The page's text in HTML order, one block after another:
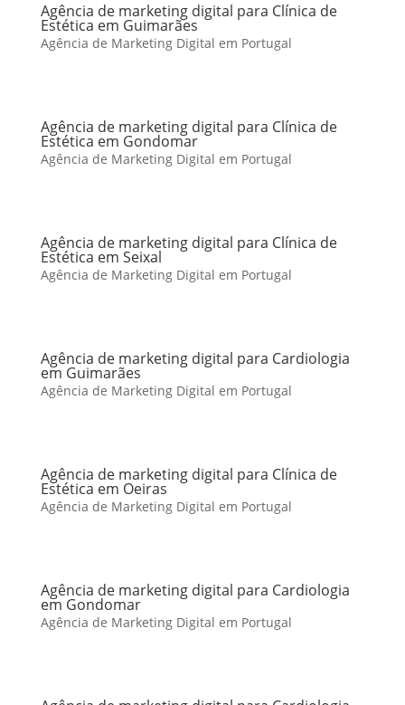
Agência de marketing digital para Clínica de
Estética em Guimarães
Agência de Marketing Digital em Portugal
Agência de marketing digital para Clínica de
Estética em Gondomar
Agência de Marketing Digital em Portugal
Agência de marketing digital para Clínica de
Estética em Seixal
Agência de Marketing Digital em Portugal
Agência de marketing digital para Cardiologia
em Guimarães
Agência de Marketing Digital em Portugal
Agência de marketing digital para Clínica de
Estética em Oeiras
Agência de Marketing Digital em Portugal
Agência de marketing digital para Cardiologia
em Gondomar
Agência de Marketing Digital em Portugal